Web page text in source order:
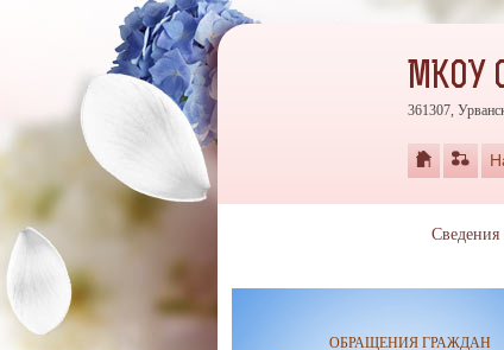
ОБРАЩЕНИЯ ГРАЖДАН
МКОУ
361307,
Сведения